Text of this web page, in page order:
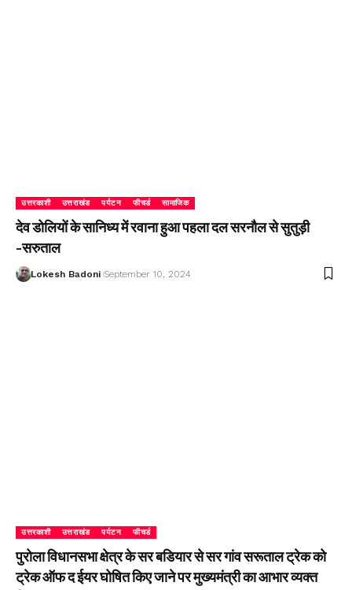
उत्तरकाशी उत्तराखंड पर्यटन फीचर्ड सामाजिक
देव डोलियों के सानिध्य में रवाना हुआ पहला दल सरनौल से सुतुड़ी
-सरुताल
Lokesh Badoni September 10, 2024
उत्तरकाशी उत्तराखंड पर्यटन फीचर्ड
पुरोला विधानसभा क्षेत्र के सर बडियार से सर गांव सरूताल ट्रेक को
ट्रेक ऑफ द ईयर घोषित किए जाने पर मुख्यमंत्री का आभार व्यक्त